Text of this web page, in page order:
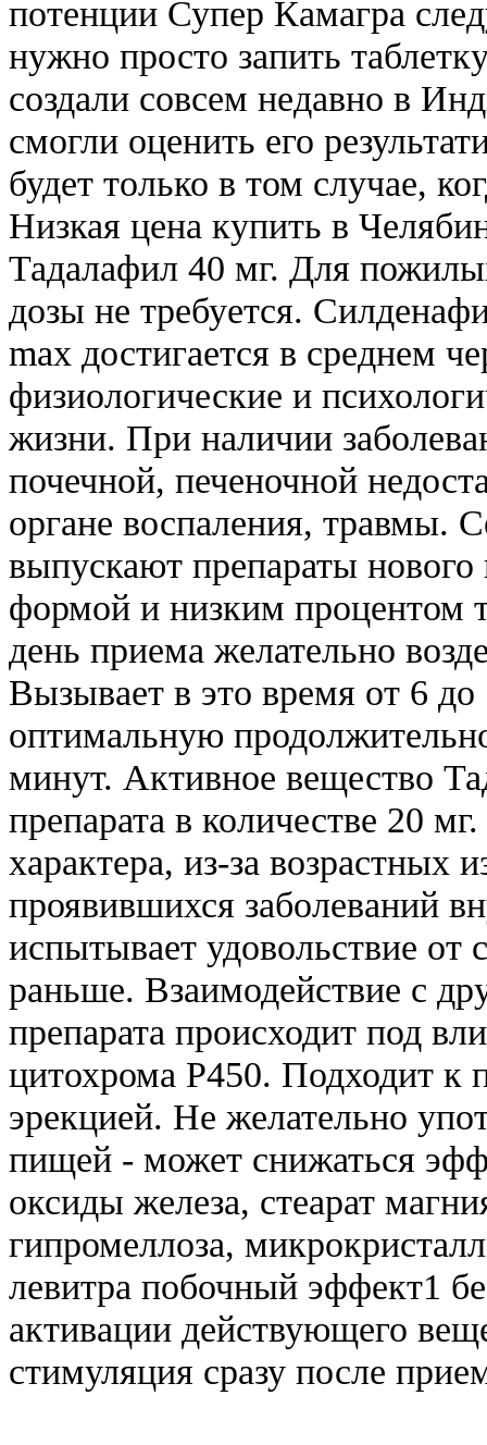
потенции Супер Камагра
нужно просто запить
создали совсем недавно в
смогли оценить его
будет только в том случае,
Низкая цена купить в
Тадалафил 40 мг. Для
дозы не требуется.
max достигается в среднем
физиологические и
жизни. При наличии
почечной, печеночной
органе воспаления, травмы.
выпускают препараты
формой и низким процентом
день приема желательно
Вызывает в это время от 6
оптимальную
минут. Активное вещество
препарата в количестве 20
характера, из-за возрастных
проявившихся заболеваний
испытывает удовольствие от
раньше. Взаимодействие с
препарата происходит под
цитохрома Р450. Подходит к
эрекцией. Не желательно
пищей - может снижаться
оксиды железа, стеарат
гипромеллоза,
левитра побочный эффект1
активации действующего
стимуляция сразу после